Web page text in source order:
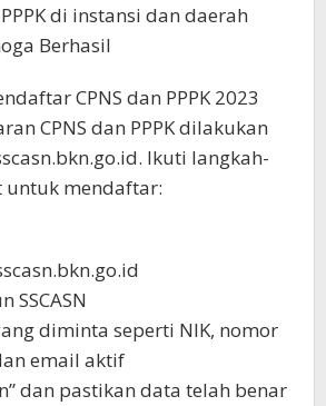
di instansi dan daerah
Berhasil
CPNS dan PPPK 2023
CPNS dan PPPK dilakukan
Ikuti langkah-
untuk mendaftar:
SSCASN
diminta seperti NIK, nomor
email aktif
dan pastikan data telah benar